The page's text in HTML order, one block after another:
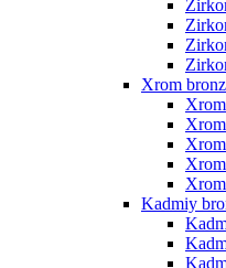
Xrom
Kadmiy